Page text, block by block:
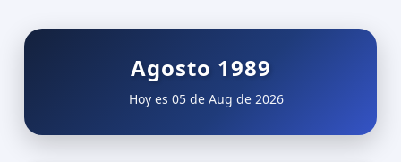
Agosto 1989
Hoy es 05 de Aug de 2026